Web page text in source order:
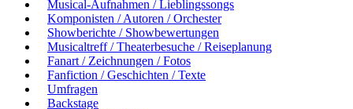
Musical-Aufnahmen / Lieblingssongs
Komponisten / Autoren / Orchester
Showberichte / Showbewertungen
Musicaltreff / Theaterbesuche / Reiseplanung
Fanart / Zeichnungen / Fotos
Fanfiction / Geschichten / Texte
Umfragen
Backstage